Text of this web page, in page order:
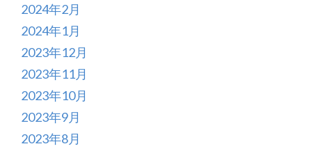
2024年2月
2024年1月
2023年12月
2023年11月
2023年10月
2023年9月
2023年8月